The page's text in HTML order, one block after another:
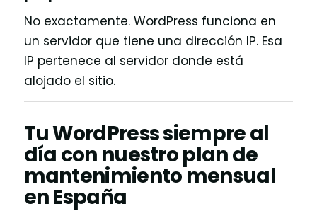
No exactamente. WordPress funciona en
un servidor que tiene una dirección IP. Esa
IP pertenece al servidor donde está
alojado el sitio.
Tu WordPress siempre al
día con nuestro plan de
mantenimiento mensual
en España